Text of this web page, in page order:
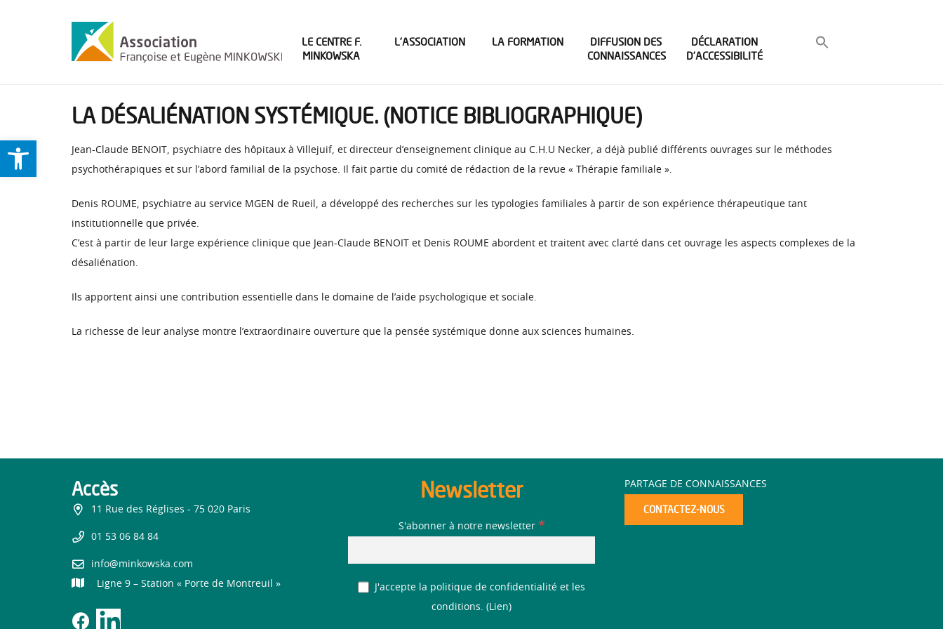
Ouvrir la barre d’outils
LE CENTRE F.
MINKOWSKA
L’ASSOCIATION LA FORMATION
DIFFUSION DES
CONNAISSANCES
DÉCLARATION
D’ACCESSIBILITÉ
LA DÉSALIÉNATION SYSTÉMIQUE. (NOTICE BIBLIOGRAPHIQUE)
Jean-Claude BENOIT, psychiatre des hôpitaux à Villejuif, et directeur d’enseignement clinique au C.H.U Necker, a déjà publié différents ouvrages sur le méthodes
psychothérapiques et sur l’abord familial de la psychose. Il fait partie du comité de rédaction de la revue « Thérapie familiale ».
Denis ROUME, psychiatre au service MGEN de Rueil, a développé des recherches sur les typologies familiales à partir de son expérience thérapeutique tant
institutionnelle que privée.
C’est à partir de leur large expérience clinique que Jean-Claude BENOIT et Denis ROUME abordent et traitent avec clarté dans cet ouvrage les aspects complexes de la
désaliénation.
Ils apportent ainsi une contribution essentielle dans le domaine de l’aide psychologique et sociale.
La richesse de leur analyse montre l’extraordinaire ouverture que la pensée systémique donne aux sciences humaines.
Accès
11 Rue des Réglises - 75 020 Paris
01 53 06 84 84
info@minkowska.com
Ligne 9 – Station « Porte de Montreuil »
Newsletter
S'abonner à notre newsletter *
J'accepte la politique de confidentialité et les
conditions. ( Lien)
PARTAGE DE CONNAISSANCES
CONTACTEZ-NOUS